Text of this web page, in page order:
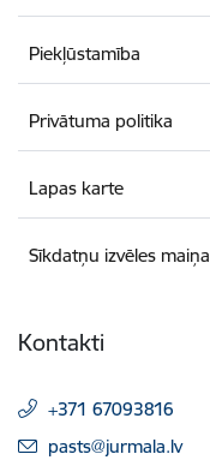
Piekļūstamība
Privātuma politika
Lapas karte
Sīkdatņu izvēles maiņa
Kontakti
+371 67093816
E-pasts:
pasts@jurmala.lv